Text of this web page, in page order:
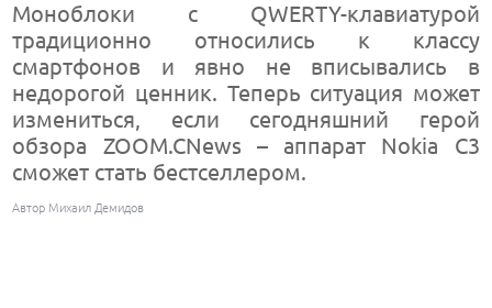
Моноблоки с QWERTY-клавиатурой
традиционно относились к классу
смартфонов и явно не вписывались в
недорогой ценник. Теперь ситуация может
измениться, если сегодняшний герой
обзора ZOOM.CNews – аппарат Nokia C3
сможет стать бестселлером.
Автор Михаил Демидов